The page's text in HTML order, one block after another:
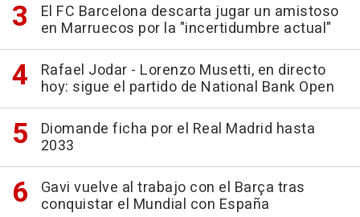
El FC Barcelona descarta jugar un amistoso
en Marruecos por la "incertidumbre actual"
Rafael Jodar - Lorenzo Musetti, en directo
hoy: sigue el partido de National Bank Open
Diomande ficha por el Real Madrid hasta
2033
Gavi vuelve al trabajo con el Barça tras
conquistar el Mundial con España